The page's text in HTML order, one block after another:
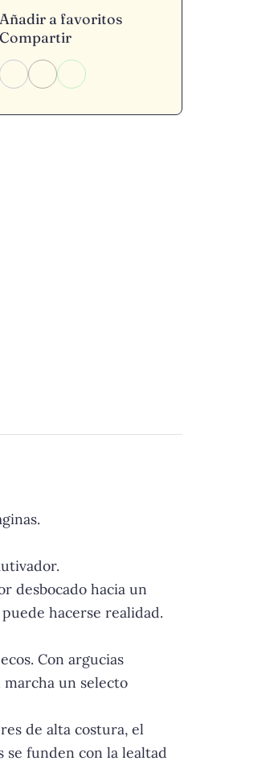
Añadir a favoritos
Compartir
desbocado hacia un
hacerse realidad.
Con argucias
un selecto
de alta costura, el
se funden con la lealtad